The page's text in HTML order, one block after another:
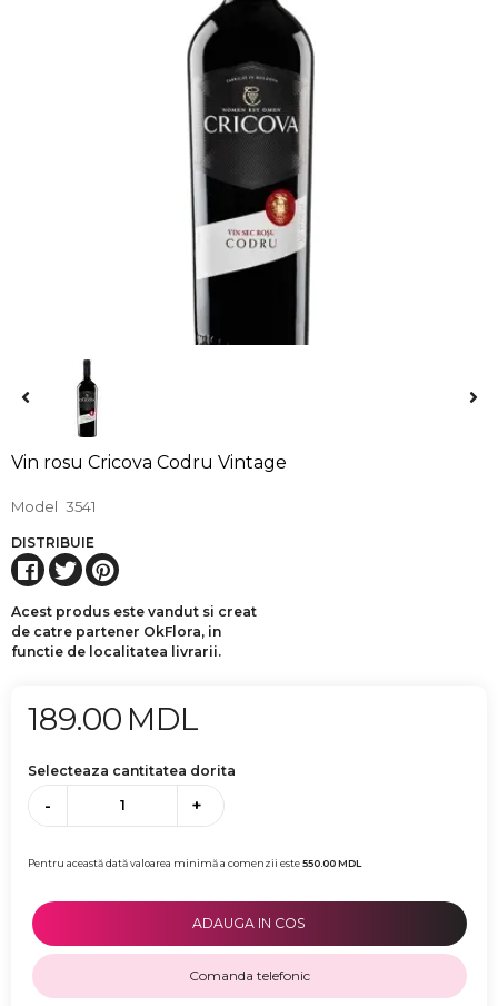
Vin rosu Cricova Codru Vintage
Model 3541
DISTRIBUIE
Acest produs este vandut si creat
de catre partener OkFlora, in
functie de localitatea livrarii.
189.00 MDL
Selecteaza cantitatea dorita
- +
Pentru această dată valoarea minimă a comenzii este550.00MDL
ADAUGA IN COS
Comanda telefonic